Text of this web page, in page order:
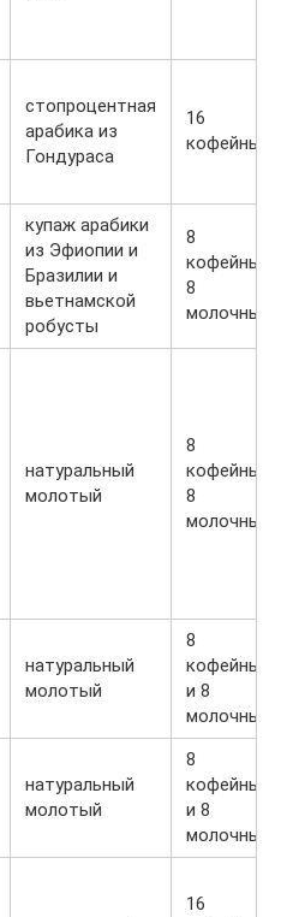
стопроцентная
арабика из
Гондураса
16
кофейных
купаж арабики
из Эфиопии и
Бразилии и
вьетнамской
робусты
8
кофейных,
8
молочных
натуральный
молотый
8
кофейных,
8
молочных
натуральный
молотый
8
кофейных
и 8
молочных
натуральный
молотый
8
кофейных
и 8
молочных
16